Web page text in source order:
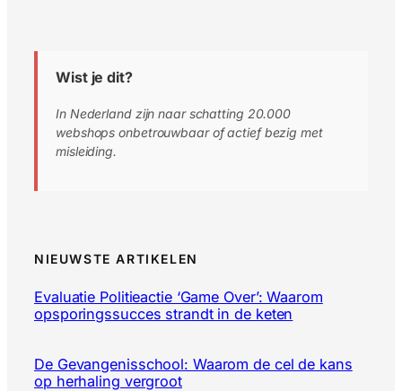
Wist je dit?
In Nederland zijn naar schatting 20.000
webshops onbetrouwbaar of actief bezig met
misleiding.
NIEUWSTE ARTIKELEN
Evaluatie Politieactie ‘Game Over’: Waarom
opsporingssucces strandt in de keten
De Gevangenisschool: Waarom de cel de kans
op herhaling vergroot